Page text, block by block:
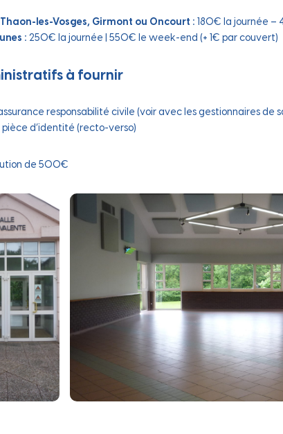
les-Vosges, Girmont ou Oncourt : 180€ la journée –
: 250€ la journée | 550€ le week-end (+ 1€ par couvert)
à fournir
responsabilité civile (voir avec les gestionnaires de
pièce d’identité (recto-verso)
de 500€